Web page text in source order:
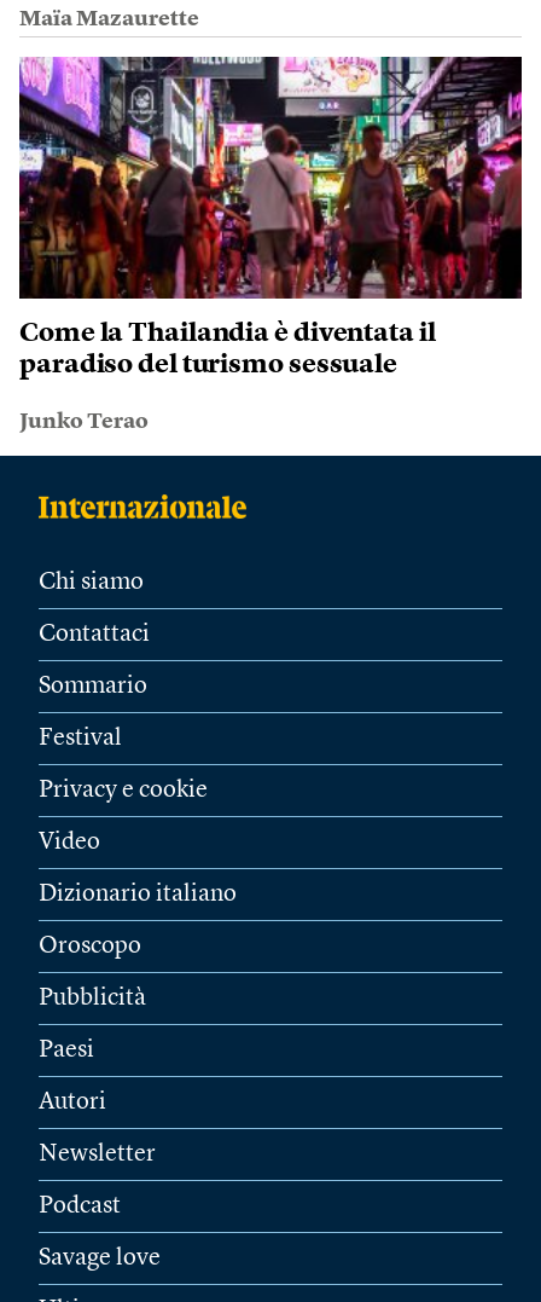
Maïa Mazaurette
Come la Thailandia è diventata il
paradiso del turismo sessuale
Junko Terao
Chi siamo
Contattaci
Sommario
Festival
Privacy e cookie
Video
Dizionario italiano
Oroscopo
Pubblicità
Paesi
Autori
Newsletter
Podcast
Savage love